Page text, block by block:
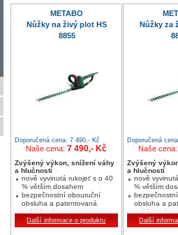
METABO
Nůžky na živý plot HS
8855
Doporučená cena: 7 490,- Kč
Naše cena: 7 490,- Kč
Zvýšený výkon, snížení váhy
a hlučností
nově vyvinutá rukojeť s o 40
% větším dosahem
bezpečnostní obouruční
obsluha a patentovaná
rychlobrzda
bezpečnostní spodní nůž
Další informace o produktu
Nůžky za
Doporučená
Naše
Zvýšený
a hlučností
nově
% větším
obsluha a
rychlobrzda
Další